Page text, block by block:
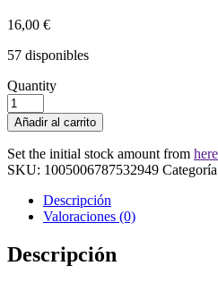
16,00 €
57 disponibles
Quantity
Broche
Esmaltado
Bandeira
Portugal
—
Masculino/Feminino,
Moda
cantidad
Añadir al carrito
Set the initial stock amount from here
SKU: 1005006787532949
Descripción
Valoraciones (0)
Descripción